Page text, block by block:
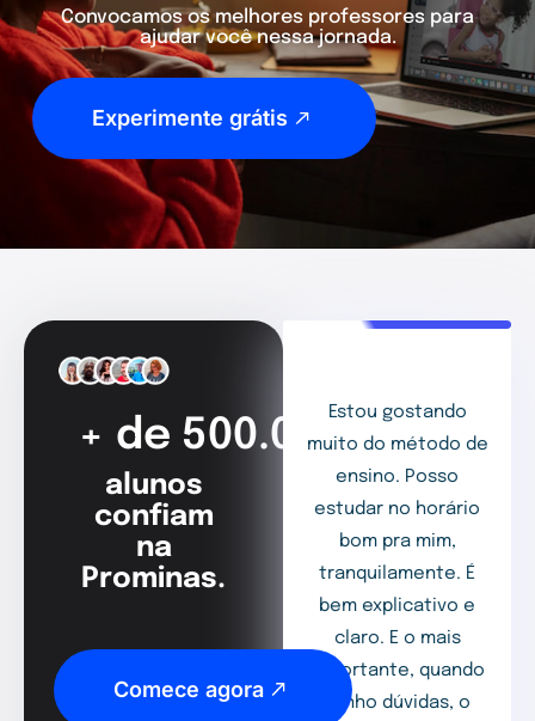
Convocamos os melhores professores para
ajudar você nessa jornada.
Experimente grátis
+ de 500.000
alunos
confiam
na
Prominas.
Comece agora
Estou gostando
muito do método de
ensino. Posso
estudar no horário
bom pra mim,
tranquilamente. É
bem explicativo e
claro. E o mais
importante, quando
tenho dúvidas, o